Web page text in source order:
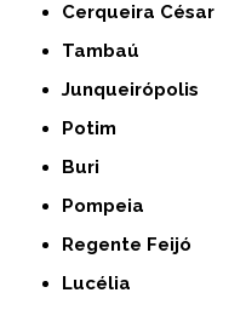
Cerqueira César
Tambaú
Junqueirópolis
Potim
Buri
Pompeia
Regente Feijó
Lucélia